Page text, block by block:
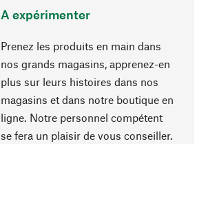
A expérimenter
Prenez les produits en main dans
nos grands magasins, apprenez-en
plus sur leurs histoires dans nos
magasins et dans notre boutique en
ligne. Notre personnel compétent
se fera un plaisir de vous conseiller.